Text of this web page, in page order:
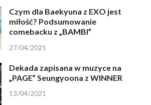
Czym dla Baekyuna z EXO jest
miłość? Podsumowanie
comebacku z „BAMBI”
27/04/2021
Dekada zapisana w muzyce na
„PAGE” Seungyoona z WINNER
13/04/2021